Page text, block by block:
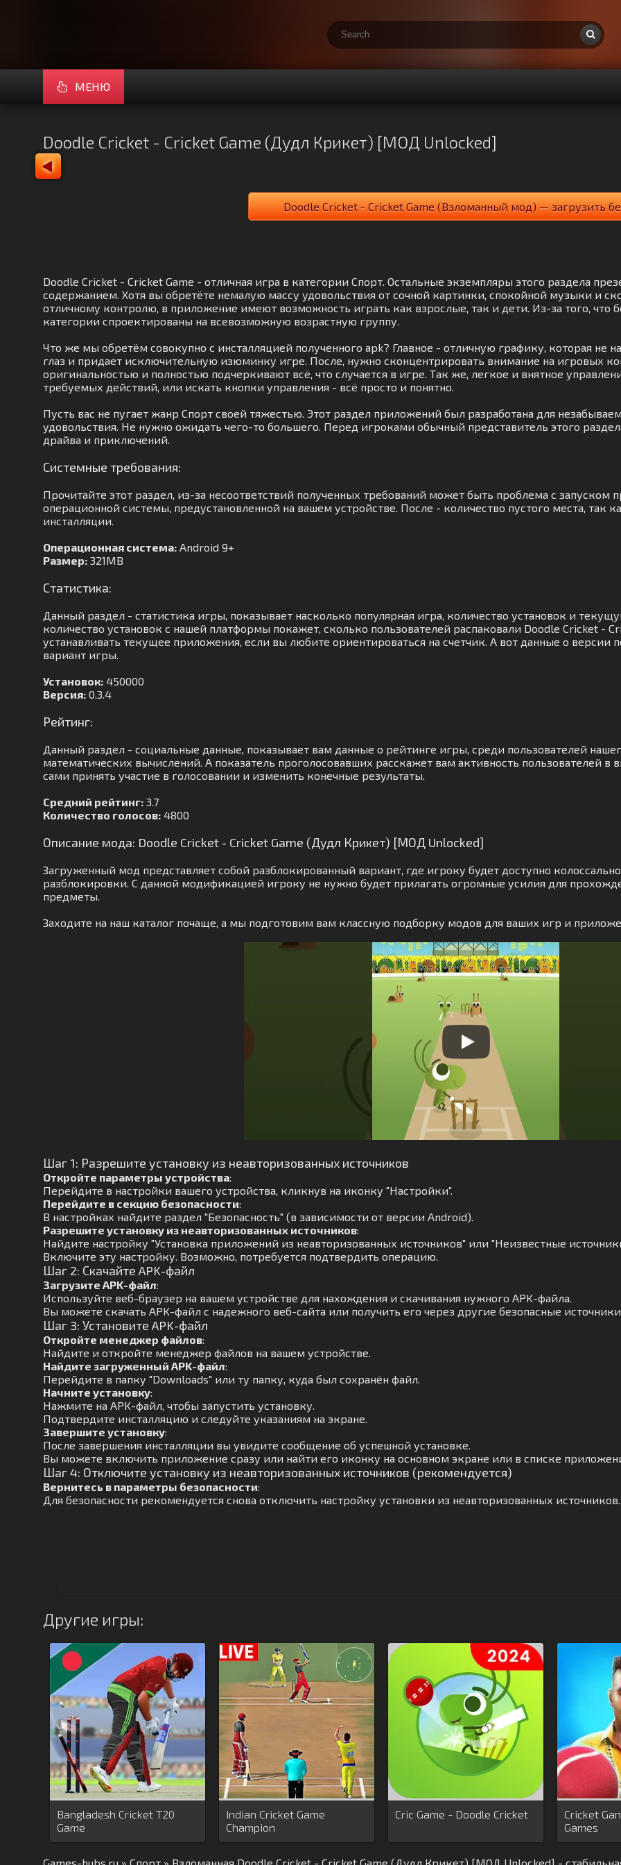
МЕНЮ
Doodle Cricket - Cricket Game (Дудл Крикет) [МОД Unlocked]
Doodle Cricket - Cricket Game (Взломанный мод) — загрузить
Doodle Cricket - Cricket Game - отличная игра в категории Спорт. Остальные экземпляры этого раздела
содержанием. Хотя вы обретёте немалую массу удовольствия от сочной картинки, спокойной музыки и
отличному контролю, в приложение имеют возможность играть как взрослые, так и дети. Из-за того, что
категории спроектированы на всевозможную возрастную группу.
Что же мы обретём совокупно с инсталляцией полученного apk? Главное - отличную графику, которая
глаз и придает исключительную изюминку игре. После, нужно сконцентрировать внимание на игровых
оригинальностью и полностью подчеркивают всё, что случается в игре. Так же, легкое и внятное
требуемых действий, или искать кнопки управления - всё просто и понятно.
Пусть вас не пугает жанр Спорт своей тяжестью. Этот раздел приложений был разработана для
удовольствия. Не нужно ожидать чего-то большего. Перед игроками обычный представитель этого
драйва и приключений.
Системные требования:
Прочитайте этот раздел, из-за несоответствий полученных требований может быть проблема с запуском
операционной системы, предустановленной на вашем устройстве. После - количество пустого места, так
инсталляции.
Операционная система: Android 9+
Размер: 321MB
Статистика:
Данный раздел - статистика игры, показывает насколько популярная игра, количество установок и
количество установок с нашей платформы покажет, сколько пользователей распаковали Doodle Cricket -
устанавливать текущее приложения, если вы любите ориентироваться на счетчик. А вот данные о
вариант игры.
Установок: 450000
Версия: 0.3.4
Рейтинг:
Данный раздел - социальные данные, показывает вам данные о рейтинге игры, среди пользователей
математических вычислений. А показатель проголосовавших расскажет вам активность пользователей
сами принять участие в голосовании и изменить конечные результаты.
Средний рейтинг: 3.7
Количество голосов: 4800
Описание мода: Doodle Cricket - Cricket Game (Дудл Крикет) [МОД Unlocked]
Загруженный мод представляет собой разблокированный вариант, где игроку будет доступно
разблокировки. С данной модификацией игроку не нужно будет прилагать огромные усилия для
предметы.
Заходите на наш каталог почаще, а мы подготовим вам классную подборку модов для ваших игр и
Шаг 1: Разрешите установку из неавторизованных источников
Откройте параметры устройства:
Перейдите в настройки вашего устройства, кликнув на иконку "Настройки".
Перейдите в секцию безопасности:
В настройках найдите раздел "Безопасность" (в зависимости от версии Android).
Разрешите установку из неавторизованных источников:
Найдите настройку "Установка приложений из неавторизованных источников" или "Неизвестные
Включите эту настройку. Возможно, потребуется подтвердить операцию.
Шаг 2: Скачайте APK-файл
Загрузите APK-файл:
Используйте веб-браузер на вашем устройстве для нахождения и скачивания нужного APK-файла.
Вы можете скачать APK-файл с надежного веб-сайта или получить его через другие безопасные
Шаг 3: Установите APK-файл
Откройте менеджер файлов:
Найдите и откройте менеджер файлов на вашем устройстве.
Найдите загруженный APK-файл:
Перейдите в папку "Downloads" или ту папку, куда был сохранён файл.
Начните установку:
Нажмите на APK-файл, чтобы запустить установку.
Подтвердите инсталляцию и следуйте указаниям на экране.
Завершите установку:
После завершения инсталляции вы увидите сообщение об успешной установке.
Вы можете включить приложение сразу или найти его иконку на основном экране или в списке
Шаг 4: Отключите установку из неавторизованных источников (рекомендуется)
Вернитесь в параметры безопасности:
Для безопасности рекомендуется снова отключить настройку установки из неавторизованных источников.
Другие игры:
Bangladesh Cricket T20
Game
Indian Cricket Game
Champion
Cric Game - Doodle Cricket
Cricket
Games